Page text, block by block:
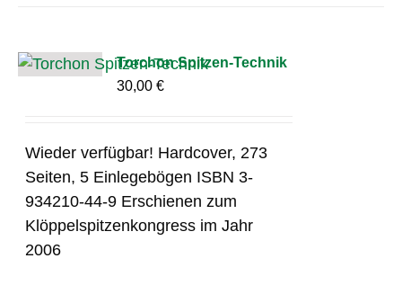
Torchon Spitzen-Technik
30,00€
Wieder verfügbar! Hardcover, 273
Seiten, 5 Einlegebögen ISBN 3-
934210-44-9 Erschienen zum
Klöppelspitzenkongress im Jahr
2006